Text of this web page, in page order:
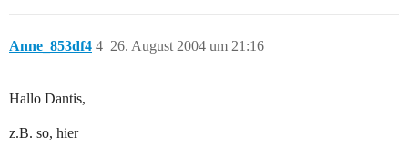
Anne_853df4 26. August 2004 um 21:16
4
Hallo Dantis,
z.B. so, hier